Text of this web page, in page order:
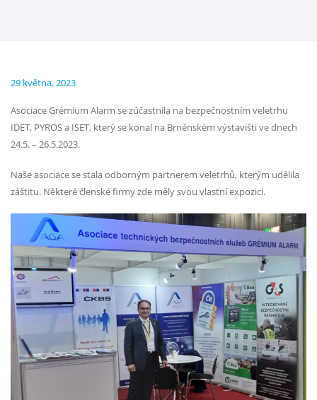
29 května, 2023
Asociace Grémium Alarm se zúčastnila na bezpečnostním veletrhu
IDET, PYROS a ISET, který se konal na Brněnském výstavišti ve dnech
24.5. – 26.5.2023.
Naše asociace se stala odborným partnerem veletrhů, kterým udělila
záštitu. Některé členské firmy zde měly svou vlastní expozici.